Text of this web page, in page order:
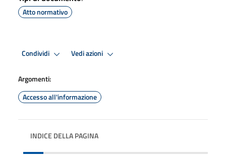
Atto normativo
Condividi Vedi azioni
Argomenti:
Accesso all'informazione
INDICE DELLA PAGINA